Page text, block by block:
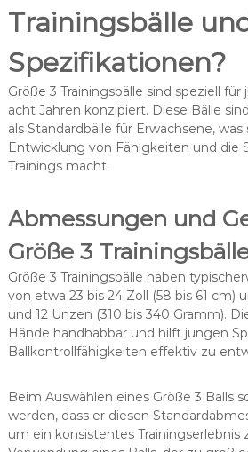
Trainingsbälle
Spezifikationen?
Größe 3 Trainingsbälle sind speziell
acht Jahren konzipiert. Diese Bälle
als Standardbälle für Erwachsene, was
Entwicklung von Fähigkeiten und die
Trainings macht.
Abmessungen und
Größe 3
Größe 3 Trainingsbälle haben
von etwa 23 bis 24 Zoll (58 bis 61 cm)
und 12 Unzen (310 bis 340 Gramm).
Hände handhabbar und hilft jungen
Ballkontrollfähigkeiten effektiv zu
Beim Auswählen eines Größe 3 Balls
werden, dass er diesen
um ein konsistentes Trainingserlebnis